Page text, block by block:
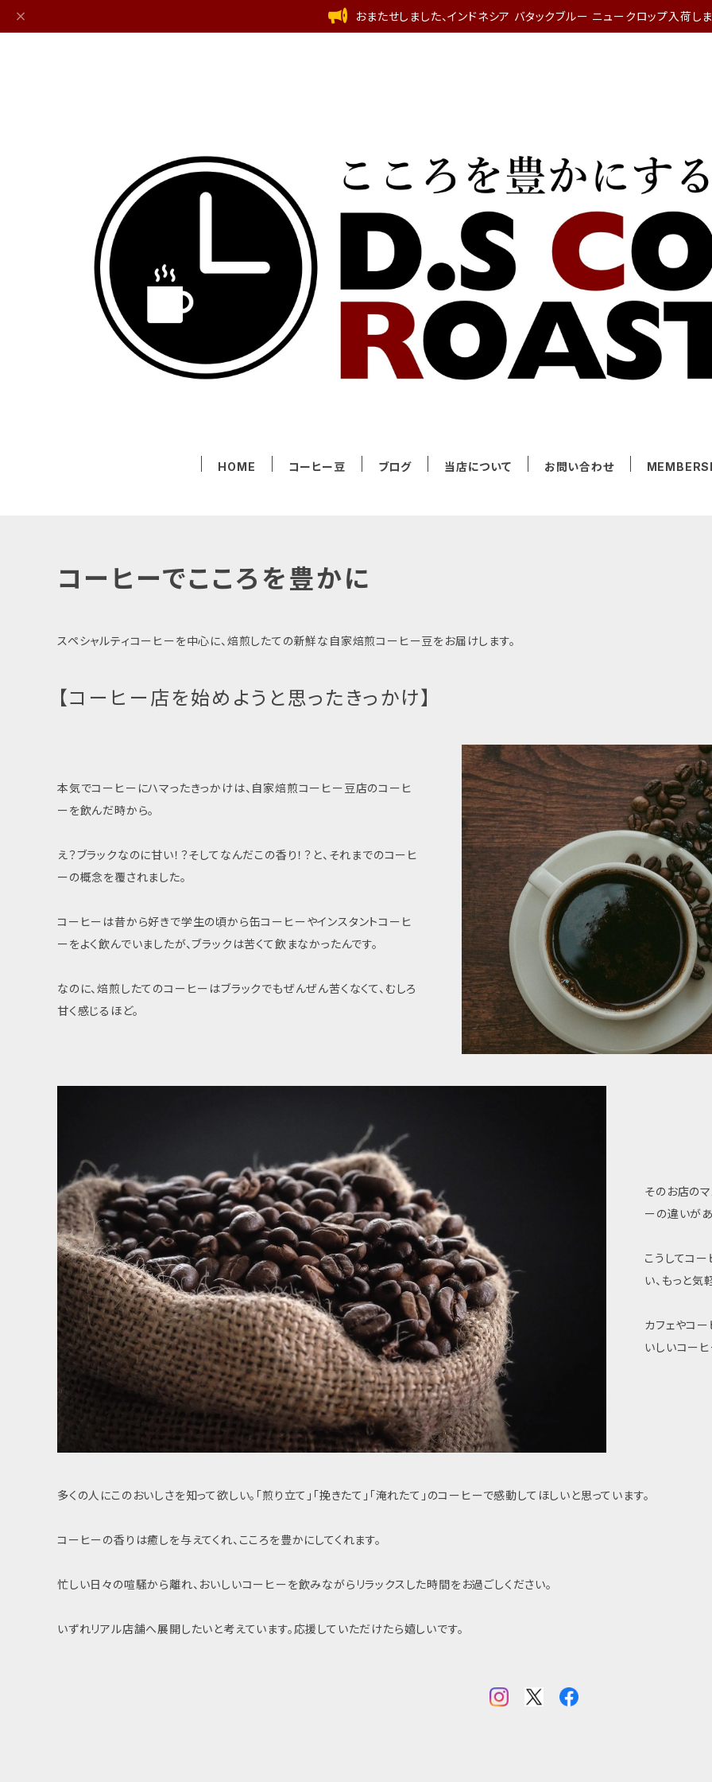
おまたせしました、インドネシア バタックブルー ニュークロップ入荷しま
HOME コーヒー豆 ブログ 当店について お問い合わせ
コーヒーでこころを豊かに
スペシャルティコーヒーを中心に、焙煎したての新鮮な自家焙煎コーヒー豆をお届けします。
【コーヒー店を始めようと思ったきっかけ】
本気でコーヒーにハマったきっかけは、自家焙煎コーヒー豆店のコーヒ
ーを飲んだ時から。
え？ブラックなのに甘い！？そしてなんだこの香り！？と、それまでのコーヒ
ーの概念を覆されました。
コーヒーは昔から好きで学生の頃から缶コーヒーやインスタントコーヒ
ーをよく飲んでいましたが、ブラックは苦くて飲まなかったんです。
なのに、焙煎したてのコーヒーはブラックでもぜんぜん苦くなくて、むしろ
甘く感じるほど。
そのお店の
ーの違いが
こうしてコ
い、もっと気
カフェやコ
いしいコー
多くの人にこのおいしさを知って欲しい。「煎り立て」「挽きたて」「淹れたて」のコーヒーで感動してほしいと思っています。
コーヒーの香りは癒しを与えてくれ、こころを豊かにしてくれます。
忙しい日々の喧騒から離れ、おいしいコーヒーを飲みながらリラックスした時間をお過ごしください。
いずれリアル店舗へ展開したいと考えています。応援していただけたら嬉しいです。